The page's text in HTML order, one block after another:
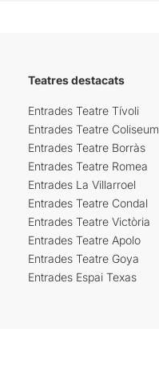
Teatres destacats
Entrades Teatre Tívoli
Entrades Teatre Coliseum
Entrades Teatre Borràs
Entrades Teatre Romea
Entrades La Villarroel
Entrades Teatre Condal
Entrades Teatre Victòria
Entrades Teatre Apolo
Entrades Teatre Goya
Entrades Espai Texas